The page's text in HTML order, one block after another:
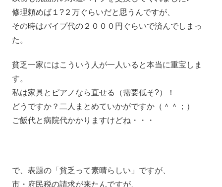
修理頼めば１?２万ぐらいだと思うんですが、
その時はパイプ代の２０００円ぐらいで済んでしまっ
た。
貧乏一家にはこういう人が一人いると本当に重宝しま
す。
私は家具とピアノなら直せる（需要低そ?）！
どうですか？二人まとめていかがですか（＾＾；）
ご飯代と病院代かかりますけどね・・・
で、表題の「貧乏って素晴らしい」ですが、
市・府民税の請求が来たんですが、